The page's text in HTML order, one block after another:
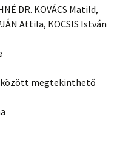
DR. KOVÁCS Matild,
Attila, KOCSIS István
között megtekinthető